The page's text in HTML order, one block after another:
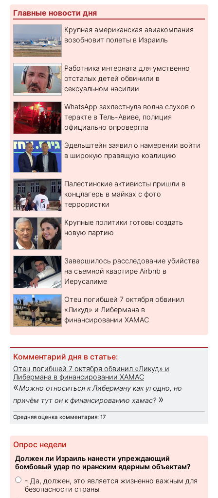
Главные новости дня
Крупная американская авиакомпания
возобновит полеты в Израиль
Работника интерната для умственно
отсталых детей обвинили в
сексуальном насилии
WhatsApp захлестнула волна слухов о
теракте в Тель-Авиве, полиция
официально опровергла
Эдельштейн заявил о намерении войти
в широкую правящую коалицию
Палестинские активисты пришли в
концлагерь в майках с фото
террористки
Крупные политики готовы создать
новую партию
Завершилось расследование убийства
на съемной квартире Airbnb в
Иерусалиме
Отец погибшей 7 октября обвинил
«Ликуд» и Либермана в
финансировании ХАМАС
Комментарий дня в статье:
Отец погибшей 7 октября обвинил «Ликуд» и
Либермана в финансировании ХАМАС
«Можно относиться к Либерману как угодно, но
причём тут он к финансированию хамас? »
Средняя оценка комментария: 17
Опрос недели
Должен ли Израиль нанести упреждающий
бомбовый удар по иранским ядерным объектам?
- Да, должен, это является жизненно важным для
безопасности страны